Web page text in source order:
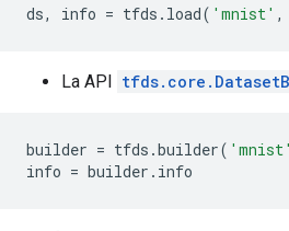
ds, info = tfds . load( 'mnist' ,
La API
builder = tfds .builder( 'mnist'
info = builder . info